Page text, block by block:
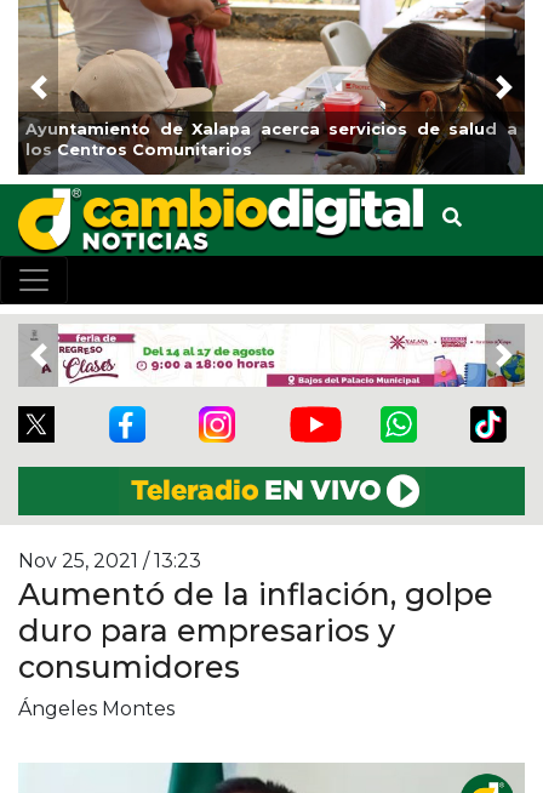
Ayuntamiento de Xalapa acerca servicios de salud a
los Centros Comunitarios
Previous
Previous
Nov 25, 2021 / 13:23
Aumentó de la inflación, golpe
duro para empresarios y
consumidores
Ángeles Montes